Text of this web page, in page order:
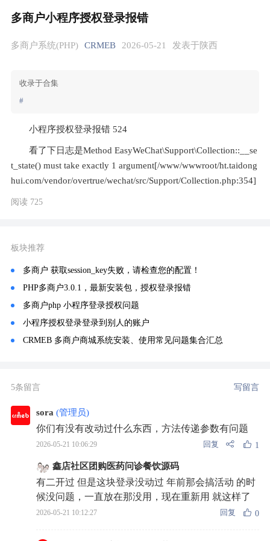
多商户小程序授权登录报错
多商户系统(PHP) CRMEB 2026-05-21 发表于陕西
收录于合集
#
小程序授权登录报错 524
看了下日志是Method EasyWeChat\Support\Collection::__se
t_state() must take exactly 1 argument[/www/wwwroot/ht.taidong
hui.com/vendor/overtrue/wechat/src/Support/Collection.php:354]
阅读 725
板块推荐
多商户 获取session_key失败，请检查您的配置！
PHP多商户3.0.1，最新安装包，授权登录报错
多商户php 小程序登录授权问题
小程序授权登录登录到别人的账户
CRMEB 多商户商城系统安装、使用常见问题集合汇总
5条留言 写留言
sora (管理员)
你们有没有改动过什么东西，方法传递参数有问题
2026-05-21 10:06:29 回复 1
鑫店社区团购医药问诊餐饮源码
有二开过 但是这块登录没动过 年前那会搞活动 的时
候没问题，一直放在那没用，现在重新用 就这样了
2026-05-21 10:12:27 回复 0